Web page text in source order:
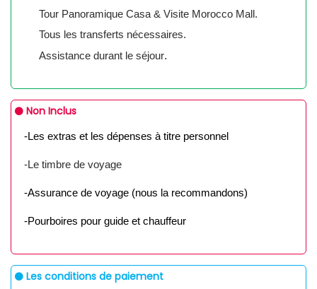
Tour Panoramique Casa & Visite Morocco Mall.
Tous les transferts nécessaires.
Assistance durant le séjour.
Non Inclus
-Les extras et les dépenses à titre personnel
-Le timbre de voyage
-Assurance de voyage (nous la recommandons)
-Pourboires pour guide et chauffeur
Les conditions de paiement